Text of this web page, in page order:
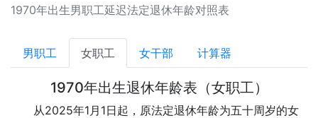
1970年出生男职工延迟法定退休年龄对照表
男职工 女职工 女干部 计算器
1970年出生退休年龄表（女职工）
从2025年1月1日起，原法定退休年龄为五十周岁的女